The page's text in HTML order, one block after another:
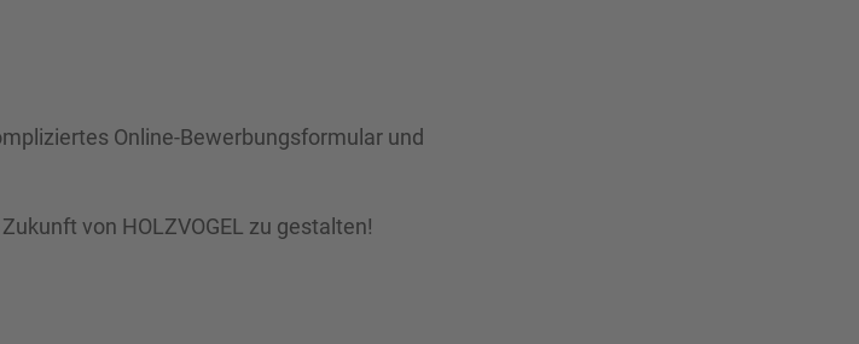
Online-Bewerbungsformular und
von HOLZVOGEL zu gestalten!